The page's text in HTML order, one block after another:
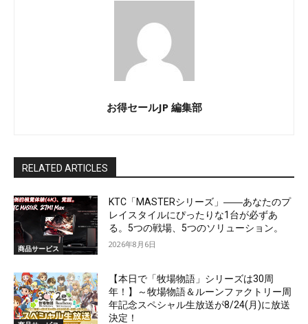
お得セールJP 編集部
RELATED ARTICLES
商品サービス
KTC「MASTERシリーズ」――あなたのプ
レイスタイルにぴったりな1台が必ずあ
る。5つの戦場、5つのソリューション。
2026年8月6日
【本日で「牧場物語」シリーズは30周
年！】～牧場物語＆ルーンファクトリー周
年記念スペシャル生放送が8/24(月)に放送
決定！